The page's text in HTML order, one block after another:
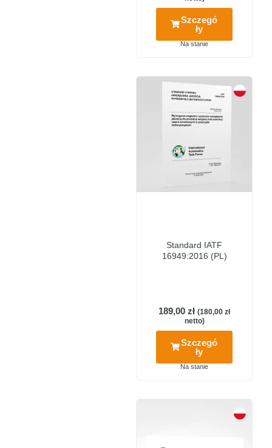
Szczegó
ły
Na stanie
Standard IATF
16949:2016 (PL)
189,00 zł (180,00 zł
netto)
Szczegó
ły
Na stanie